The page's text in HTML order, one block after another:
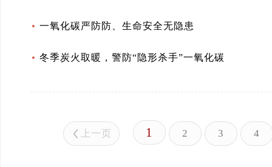
一氧化碳严防防、生命安全无隐患
冬季炭火取暖，警防“隐形杀手”一氧化碳
上一页 1 2 3 4